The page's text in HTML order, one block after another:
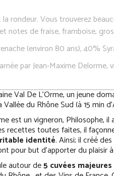
rondeur. Vous trouverez
notes de fraise, framboise,
(environ 80 ans),40%
par Jean-Maxime Delorme,
Val De L’Orme, un jeune
du Rhône Sud (à 15 min
est un vigneron, Philosophe, il
recettes toutes faites, il
identité. Ainsi; il créé
pour but d’apporter du plaisir
autour de5 cuvées majeures